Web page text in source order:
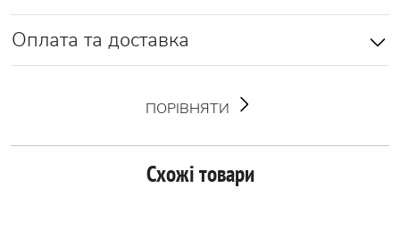
Оплата та доставка
ПОРІВНЯТИ
Схожі товари